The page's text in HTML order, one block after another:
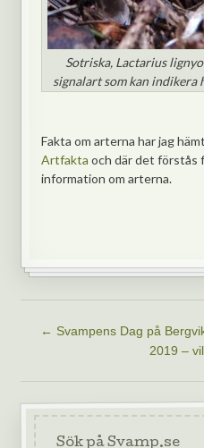
Sotriska, Lactarius
signalart som kan indikera
Fakta om arterna har jag
Artfakta och där det förstås
information om arterna.
← Svampens Dag på
2019 –
Sök på Svamp.se